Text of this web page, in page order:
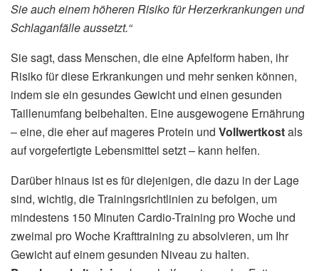
Sie auch einem höheren Risiko für Herzerkrankungen und
Schlaganfälle aussetzt.“
Sie sagt, dass Menschen, die eine Apfelform haben, ihr
Risiko für diese Erkrankungen und mehr senken können,
indem sie ein gesundes Gewicht und einen gesunden
Taillenumfang beibehalten. Eine ausgewogene Ernährung
– eine, die eher auf mageres Protein und Vollwertkostals
auf vorgefertigte Lebensmittel setzt – kann helfen.
Darüber hinaus ist es für diejenigen, die dazu in der Lage
sind, wichtig, die Trainingsrichtlinien zu befolgen, um
mindestens 150 Minuten Cardio-Training pro Woche und
zweimal pro Woche Krafttraining zu absolvieren, um Ihr
Gewicht auf einem gesunden Niveau zu halten.